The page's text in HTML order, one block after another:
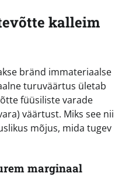
kalleim
bränd immateriaalse
turuväärtus ületab
füüsiliste varade
väärtust. Miks see nii
mõjus, mida tugev
marginaal